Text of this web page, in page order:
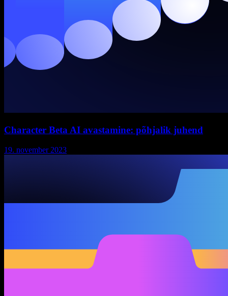
Character Beta AI avastamine: põhjalik juhend
19. november 2023